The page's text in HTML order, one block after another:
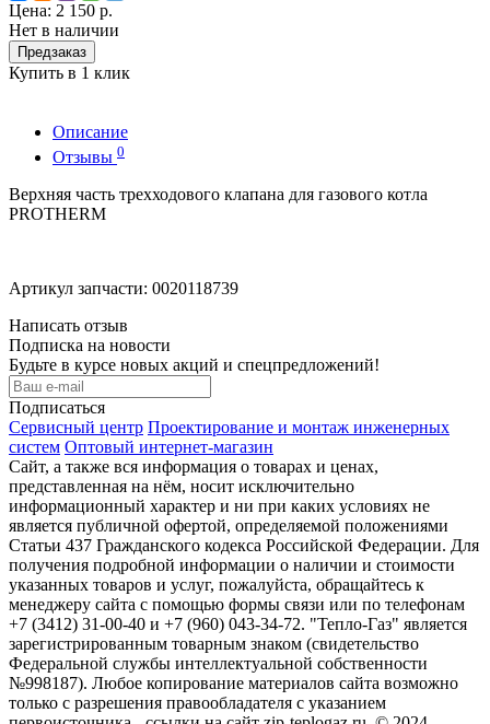
Цена: 2 150 р.
Нет в наличии
Предзаказ
Купить в 1 клик
Описание
Отзывы 0
Верхняя часть трехходового клапана для газового котла
PROTHERM
Артикул запчасти: 0020118739
Написать отзыв
Подписка на новости
Будьте в курсе новых акций и спецпредложений!
Подписаться
Сервисный центр Проектирование и монтаж инженерных
систем Оптовый интернет-магазин
Сайт, а также вся информация о товарах и ценах,
представленная на нём, носит исключительно
информационный характер и ни при каких условиях не
является публичной офертой, определяемой положениями
Статьи 437 Гражданского кодекса Российской Федерации. Для
получения подробной информации о наличии и стоимости
указанных товаров и услуг, пожалуйста, обращайтесь к
менеджеру сайта с помощью формы связи или по телефонам
+7 (3412) 31-00-40 и +7 (960) 043-34-72. "Тепло-Газ" является
зарегистрированным товарным знаком (свидетельство
Федеральной службы интеллектуальной собственности
№998187). Любое копирование материалов сайта возможно
только с разрешения правообладателя с указанием